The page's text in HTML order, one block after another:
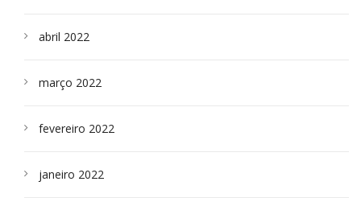
abril 2022
março 2022
fevereiro 2022
janeiro 2022